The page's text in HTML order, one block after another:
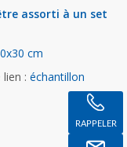
assorti à un set
cm
lien : échantillon
RAPPELER